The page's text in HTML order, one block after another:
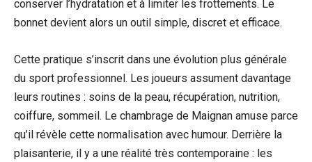
conserver l’hydratation et à limiter les frottements. Le
bonnet devient alors un outil simple, discret et efficace.
Cette pratique s’inscrit dans une évolution plus générale
du sport professionnel. Les joueurs assument davantage
leurs routines : soins de la peau, récupération, nutrition,
coiffure, sommeil. Le chambrage de Maignan amuse parce
qu’il révèle cette normalisation avec humour. Derrière la
plaisanterie, il y a une réalité très contemporaine : les